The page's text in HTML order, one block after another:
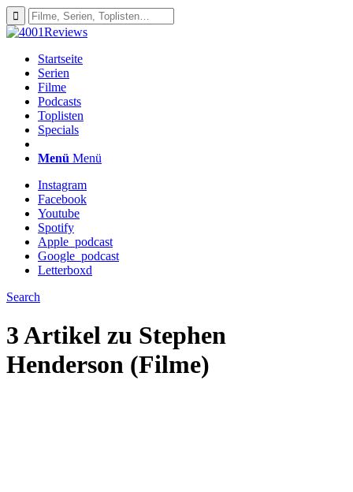
Startseite
Serien
Filme
Podcasts
Toplisten
Specials
Menü Menü
Instagram
Facebook
Youtube
Spotify
Apple_podcast
Google_podcast
Letterboxd
Search
3 Artikel zu Stephen
Henderson (Filme)